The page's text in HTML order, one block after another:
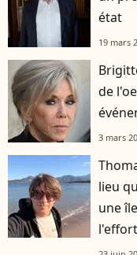
état
19 mars
de
3 mars
lieu
une